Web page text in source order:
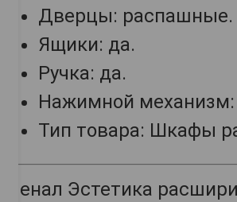
Дверцы: распашные.
Ящики: да.
Ручка: да.
Нажимной механизм:
Тип товара: Шкафы
Пенал Эстетика